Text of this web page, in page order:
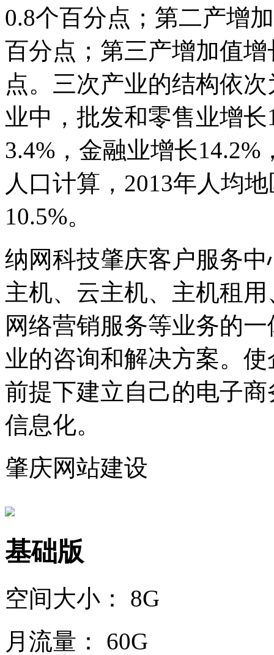
0.8个百分点；第二产增
百分点；第三产增加值
点。三次产业的结构依
业中，批发和零售业增
3.4%，金融业增长
人口计算，2013年人均
10.5%。
纳网科技肇庆客户服务
主机、云主机、主机租
网络营销服务等业务的
业的咨询和解决方案。
前提下建立自己的电子
信息化。
肇庆网站建设
基础版
空间大小：
8G
月流量：
60G